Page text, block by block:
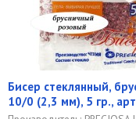
Бисер стеклянный,
10/0 (2,3 мм), 5 гр.,